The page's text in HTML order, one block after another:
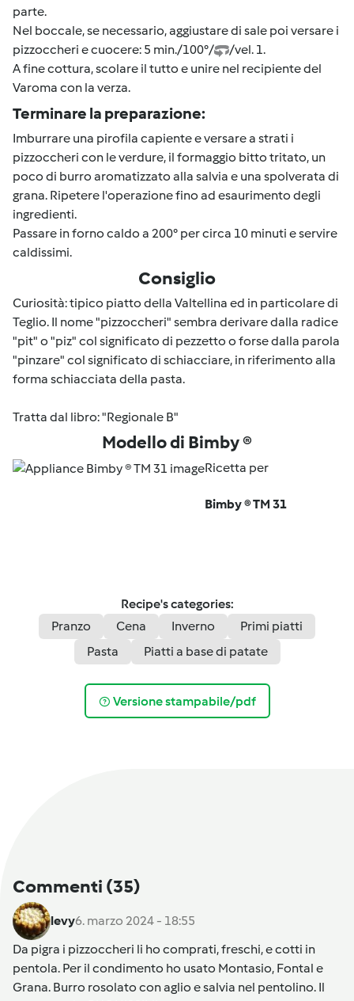
parte.
Nel boccale, se necessario, aggiustare di sale poi versare i
pizzoccheri e cuocere: 5 min./100°/
/vel. 1.
A fine cottura, scolare il tutto e unire nel recipiente del
Varoma con la verza.
Terminare la preparazione:
Imburrare una pirofila capiente e versare a strati i
pizzoccheri con le verdure, il formaggio bitto tritato, un
poco di burro aromatizzato alla salvia e una spolverata di
grana. Ripetere l'operazione fino ad esaurimento degli
ingredienti.
Passare in forno caldo a 200° per circa 10 minuti e servire
caldissimi.
Consiglio
Curiosità: tipico piatto della Valtellina ed in particolare di
Teglio. Il nome "pizzoccheri" sembra derivare dalla radice
"pit" o "piz" col significato di pezzetto o forse dalla parola
"pinzare" col significato di schiacciare, in riferimento alla
forma schiacciata della pasta.
Tratta dal libro: "Regionale B"
Modello di Bimby ®
Ricetta per
Bimby ® TM 31
Recipe's categories:
Pranzo
Cena Inverno
Primi piatti
Pasta
Piatti a base di patate
Versione stampabile/pdf
Commenti (35)
levy6. marzo 2024 - 18:55
Da pigra i pizzoccheri li ho comprati, freschi, e cotti in
pentola. Per il condimento ho usato Montasio, Fontal e
Grana. Burro rosolato con aglio e salvia nel pentolino. Il